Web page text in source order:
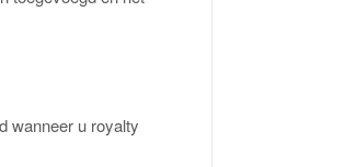
wanneer u royalty